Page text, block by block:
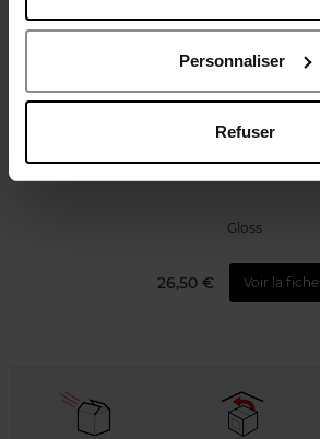
Personnaliser
Refuser
WONDERSKIN
Blading Top Gloss
Gloss
26,50 € Voir la fiche